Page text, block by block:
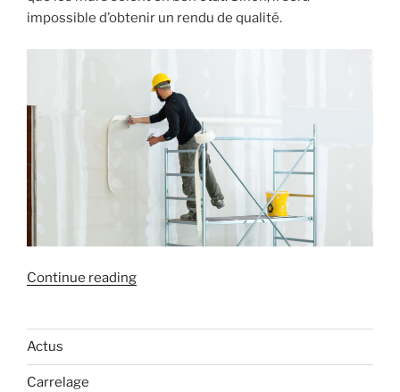
impossible d’obtenir un rendu de qualité.
Continue reading« Comment
intérieur
Actus
Carrelage